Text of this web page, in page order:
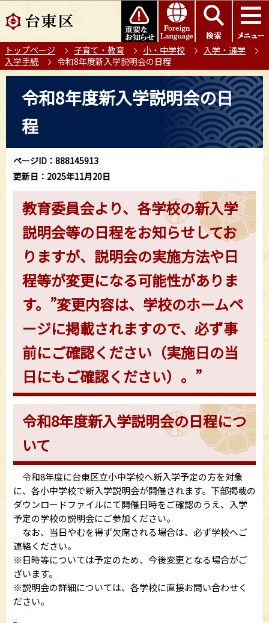
の
ー
ジ
このページの本文へ移動
トップページ 子育て・教育 小・中学校
入学・通学
入学手続
令和8年度新入学説明会の日程
ら
令和8年度新入学説明会の日
程
ページID：888145913
更新日：2025年11月20日
教育委員会より、各学校の新入学
説明会等の日程をお知らせしてお
りますが、説明会の実施方法や日
程等が変更になる可能性がありま
す。 ”変更内容は、学校のホームペ
ージに掲載されますので、必ず事
前にご確認ください（実施日の当
日にもご確認ください）。”
令和8年度新入学説明会の日程につ
いて
令和8年度に台東区立小中学校へ新入学予定の方を対象
に、各小中学校で新入学説明会が開催されます。下部掲載の
ダウンロードファイルにて開催日時をご確認のうえ、入学
予定の学校の説明会にご参加ください。
なお、当日やむを得ず欠席される場合は、必ず学校へご
連絡ください。
※日時等については予定のため、今後変更となる場合がご
ざいます。
※説明会の詳細については、各学校に直接お問い合わせく
ださい。